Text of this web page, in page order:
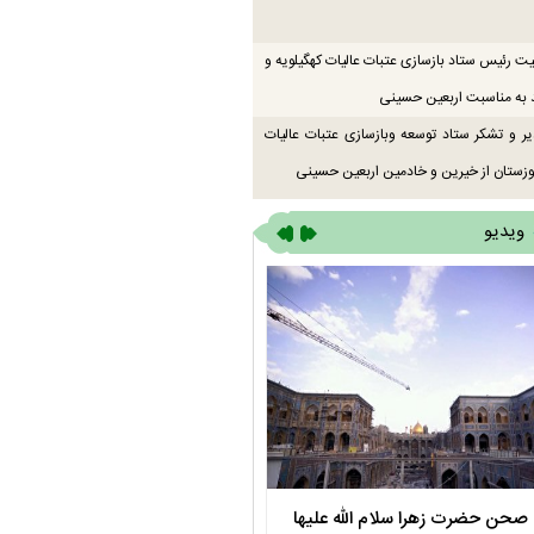
رئیس ستاد بازسازی عتبات عالیات کهگیلویه و
به مناسبت اربعین حسینی
و تشکر ستاد توسعه وبازسازی عتبات عالیات
از خیرین و خادمین اربعین حسینی
ویدیو
حضرت زهرا سلام الله علیها